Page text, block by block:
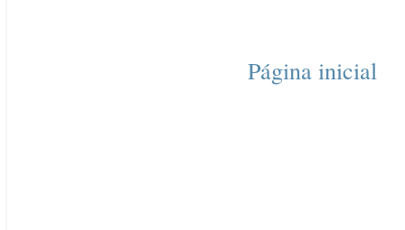
Página inicial